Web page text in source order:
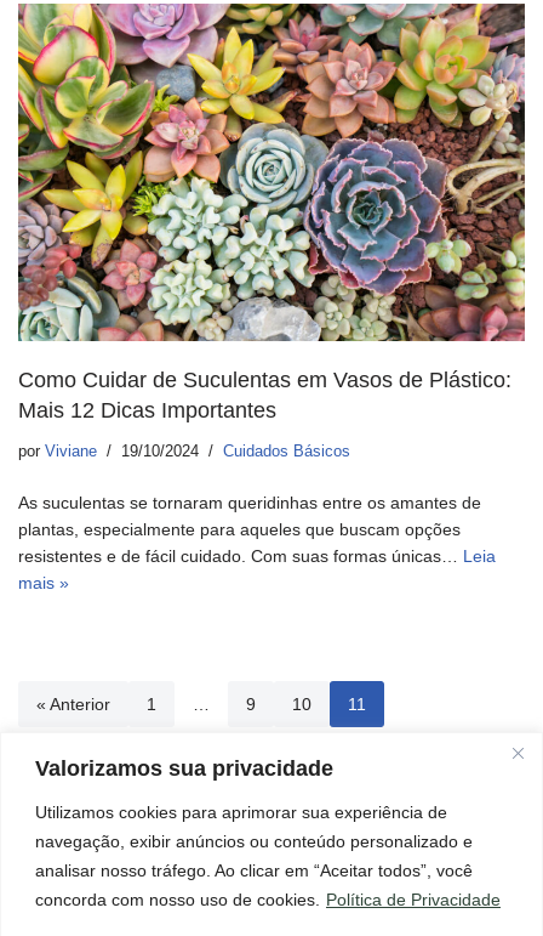
Valorizamos sua privacidade
Utilizamos cookies para aprimorar sua experiência de
navegação, exibir anúncios ou conteúdo personalizado e
analisar nosso tráfego. Ao clicar em “Aceitar todos”, você
concorda com nosso uso de cookies.
Política de Privacidade
Como Cuidar de Suculentas em Vasos de Plástico:
Mais 12 Dicas Importantes
por Viviane 19/10/2024 Cuidados Básicos
As suculentas se tornaram queridinhas entre os amantes de
plantas, especialmente para aqueles que buscam opções
resistentes e de fácil cuidado. Com suas formas únicas… Leia
mais »
« Anterior 1 … 9 10 11
Aviso Legal Contato
Política de Cookies
Política de Privacidade
Termos e Condições
Página de Transparência
Mensagem importante para você!